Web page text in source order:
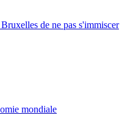
de ne pas s'immiscer
mondiale